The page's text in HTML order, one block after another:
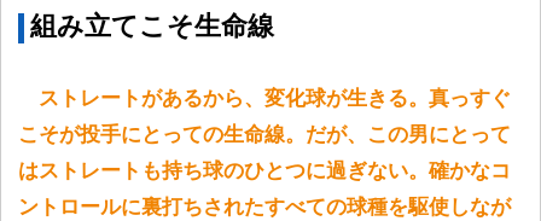
組み立てこそ生命線
ストレートがあるから、変化球が生きる。真っすぐ
こそが投手にとっての生命線。だが、この男にとって
はストレートも持ち球のひとつに過ぎない。確かなコ
ントロールに裏打ちされたすべての球種を駆使しなが